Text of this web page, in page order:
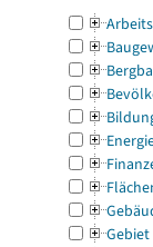
Gebiet